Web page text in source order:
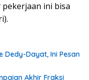
ini bisa
Dedy-Dayat, Ini Pesan
Akhir Fraksi